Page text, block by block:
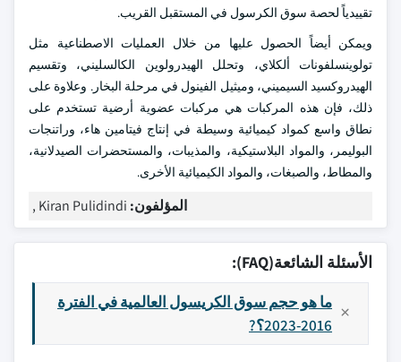
تقييدياً لحصة سوق الكرسول في المستقبل القريب.
ويمكن أيضاً الحصول عليها من خلال العمليات الاصطناعية مثل
تولوينسلفونات ألكلاي، وتحلل الهيدرولوين الكالسليني، وتقسيم
الهيدروكسيد السيميني، وميثيل الفينول في مرحلة البخار. وعلاوة على
ذلك، فإن هذه المركبات هي مركبات عضوية أرضية تستخدم على
نطاق واسع كمواد كيميائية وسيطة في إنتاج فيتامين هاء، وراتنجات
البوليمر، والمواد البلاستيكية، والمذيبات، والمستحضرات الصيدلانية،
والمطاط، والصبغات، والمواد الكيميائية الأخرى.
المؤلفون: Kiran Pulidindi ,
الأسئلة الشائعة(FAQ):
ما هو حجم سوق الكريسول العالمية في الفترة
2016-2023؟?